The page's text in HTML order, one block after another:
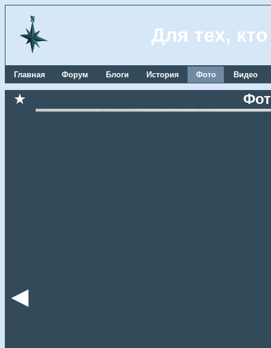
Для тех,
Главная Форум Блоги История Фото Видео
★
◄